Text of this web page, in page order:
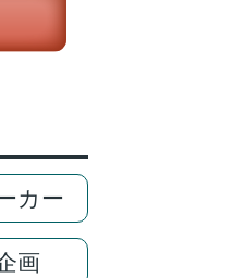
カー
画